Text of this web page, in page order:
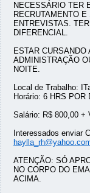
NECESSÁRIO TER
RECRUTAMENTO
ENTREVISTAS.
DIFERENCIAL.
ESTAR
ADMINISTRAÇÃO
NOITE.
Local de Trabalho:
Horário: 6 HRS POR
Salário: R$ 800,00 +
Interessados enviar
ATENÇÃO: SÓ
NO CORPO DO
ACIMA.